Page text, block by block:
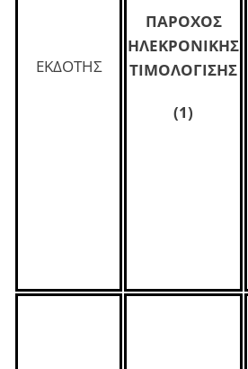
ΕΚΔΟΤΗΣ
ΠΑΡΟΧΟΣ
ΗΛΕΚΡΟΝΙΚΗΣ
ΤΙΜΟΛΟΓΙΣΗΣ
(1)